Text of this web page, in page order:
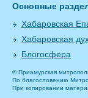
Основные
Хабаровская
Хабаровская
Блогосфера
© Приамурская
По благословению
При копировании